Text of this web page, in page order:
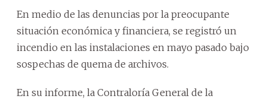
En medio de las denuncias por la preocupante
situación económica y financiera, se registró un
incendio en las instalaciones en mayo pasado bajo
sospechas de quema de archivos.
En su informe, la Contraloría General de la